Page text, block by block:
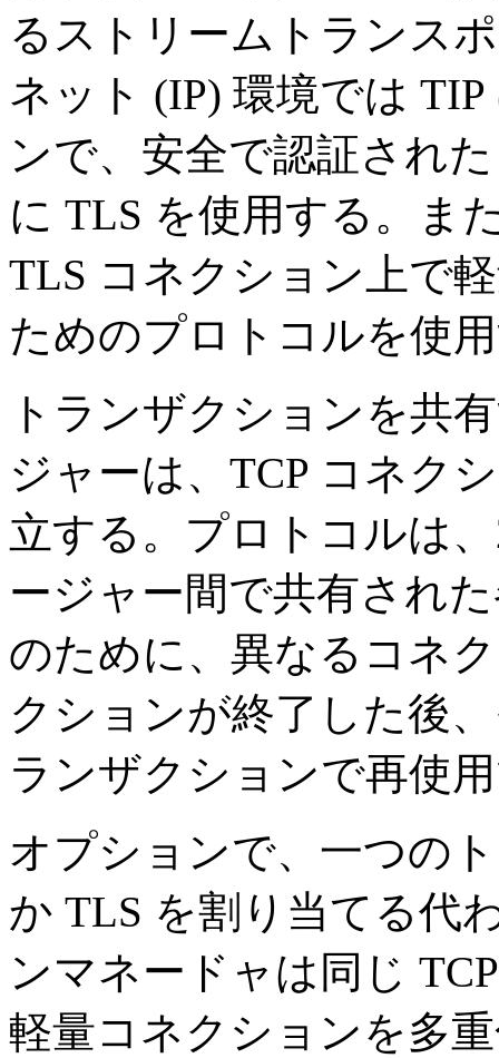
るストリームトランス
ネット (IP) 環境では
ンで、安全で認証され
に TLS を使用する。ま
TLS コネクション上で
ためのプロトコルを使
トランザクションを共
ジャーは、TCP コネク
立する。プロトコルは
ージャー間で共有され
のために、異なるコネ
クションが終了した後
ランザクションで再使
オプションで、一つの
か TLS を割り当てる代
ンマネードャは同じ
軽量コネクションを多